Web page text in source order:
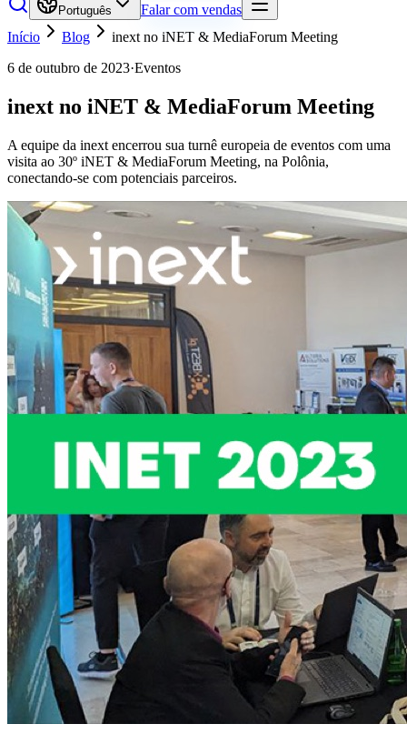
Português
Falar com vendas
Início
Blog
inext no iNET & MediaForum Meeting
6 de outubro de 2023·Eventos
inext no iNET & MediaForum Meeting
A equipe da inext encerrou sua turnê europeia de eventos com uma
visita ao 30º iNET & MediaForum Meeting, na Polônia,
conectando-se com potenciais parceiros.